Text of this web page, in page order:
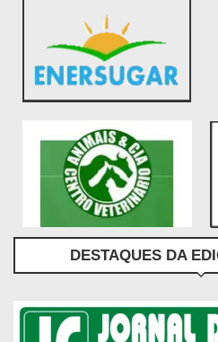
DESTAQUES DA